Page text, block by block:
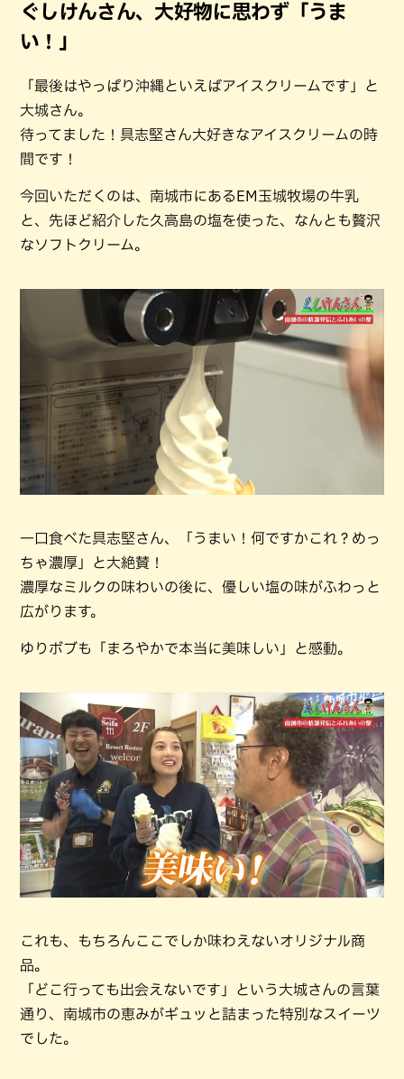
ぐしけんさん、大好物に思わず「うま
い！」
「最後はやっぱり沖縄といえばアイスクリームです」と
大城さん。
待ってました！具志堅さん大好きなアイスクリームの時
間です！
今回いただくのは、南城市にあるEM玉城牧場の牛乳
と、先ほど紹介した久高島の塩を使った、なんとも贅沢
なソフトクリーム。
一口食べた具志堅さん、「うまい！何ですかこれ？めっ
ちゃ濃厚」と大絶賛！
濃厚なミルクの味わいの後に、優しい塩の味がふわっと
広がります。
ゆりボブも「まろやかで本当に美味しい」と感動。
これも、もちろんここでしか味わえないオリジナル商
品。
「どこ行っても出会えないです」という大城さんの言葉
通り、南城市の恵みがギュッと詰まった特別なスイーツ
でした。